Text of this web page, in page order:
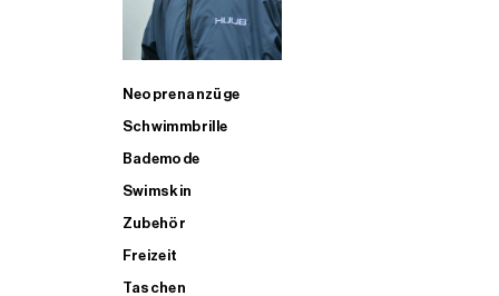
Neoprenanzüge
Schwimmbrille
Bademode
Swimskin
Zubehör
Freizeit
Taschen